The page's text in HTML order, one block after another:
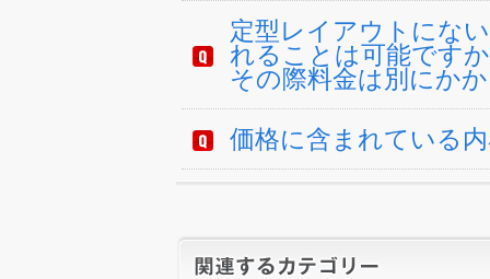
定型レイアウトにな
れることは可能です
その際料金は別にか
価格に含まれている